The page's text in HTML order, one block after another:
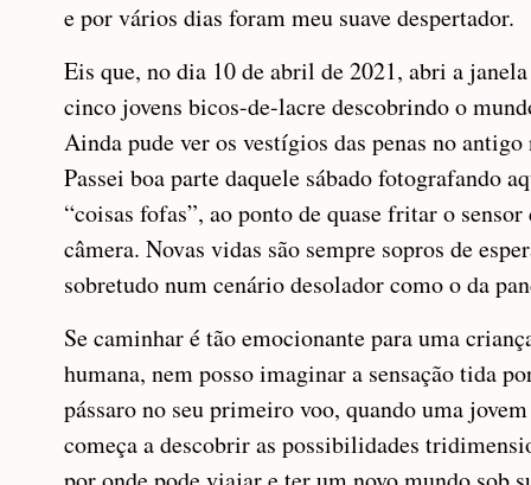
e por vários dias foram meu suave despertador.
Eis que, no dia 10 de abril de 2021, abri a
cinco jovens bicos-de-lacre descobrindo o
Ainda pude ver os vestígios das penas no
Passei boa parte daquele sábado fotografando
“coisas fofas”, ao ponto de quase fritar o sensor
câmera. Novas vidas são sempre sopros de
sobretudo num cenário desolador como o da
Se caminhar é tão emocionante para uma
humana, nem posso imaginar a sensação tida
pássaro no seu primeiro voo, quando uma jovem
começa a descobrir as possibilidades